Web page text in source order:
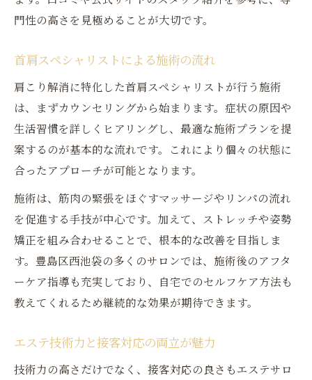
門性の高さを見極めることが大切です。
首肩スペシャリストによる施術の流れ
肩こり解消に特化した首肩スペシャリストが行う施術
は、まずカウンセリングから始まります。症状の原因や
生活習慣を詳しくヒアリングし、最適な施術プランを提
案するのが基本的な流れです。これにより個々の状態に
合ったアプローチが可能となります。
施術は、筋肉の緊張をほぐすマッサージやリンパの流れ
を促進する手技が中心です。加えて、ストレッチや姿勢
矯正を組み合わせることで、根本的な改善を目指しま
す。豊島区西池袋の多くのサロンでは、施術後のアフタ
ーケア指導も充実しており、自宅でのセルフケア方法も
教えてくれるため継続的な効果が期待できます。
エステ技術力と接客対応の両立が魅力
技術力の高さだけでなく、接客対応の良さもエステサロ